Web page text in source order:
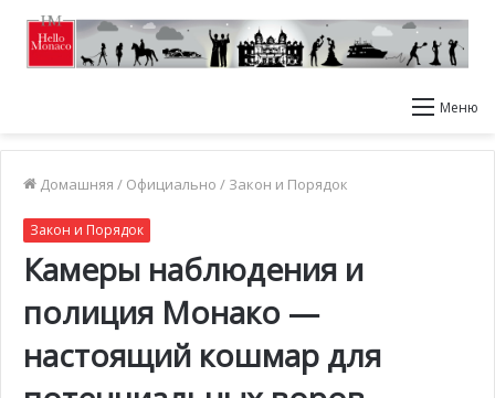
Меню
Домашняя / Официально / Закон и Порядок
Закон и Порядок
Камеры наблюдения и
полиция Монако —
настоящий кошмар для